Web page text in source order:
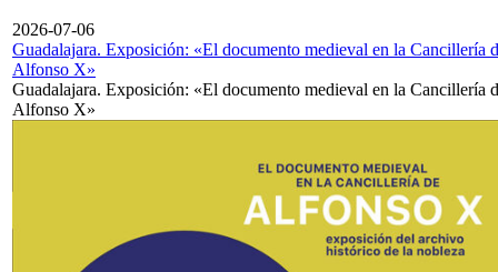
2026-07-06
Guadalajara. Exposición: «El documento medieval en la Cancillería
Alfonso X»
Guadalajara. Exposición: «El documento medieval en la Cancillería
Alfonso X»